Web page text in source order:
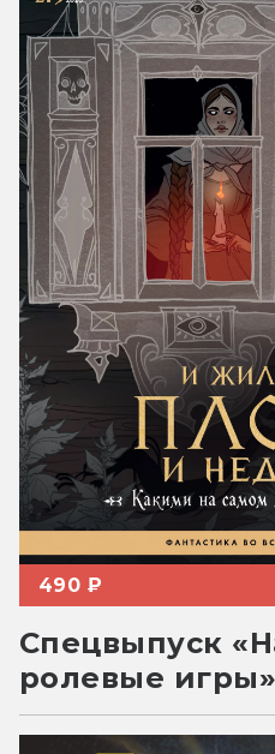
490 ₽
Спецвыпуск
ролевые игры»